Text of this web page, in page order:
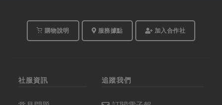
購物說明 服務據點 加入合作社
社服資訊 追蹤我們